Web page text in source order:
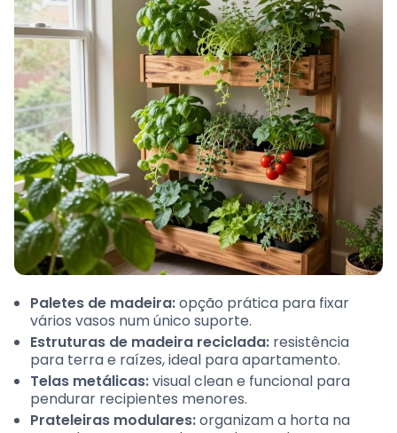
Paletes de madeira:opção prática para fixar
vários vasos num único suporte.
Estruturas de madeira reciclada: resistência
para terra e raízes, ideal para apartamento.
Telas metálicas:visual clean e funcional para
pendurar recipientes menores.
Prateleiras modulares:organizam a horta na